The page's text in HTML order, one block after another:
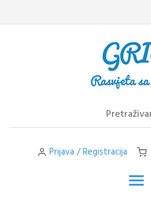
to
Prijava / Registracija